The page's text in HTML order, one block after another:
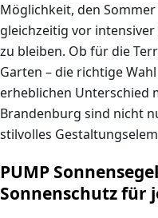
Möglichkeit, den
gleichzeitig vor
zu bleiben. Ob für die
Garten – die richtige
erheblichen Unterschied
Brandenburg sind nicht
stilvolles
PUMP
Sonnenschutz für